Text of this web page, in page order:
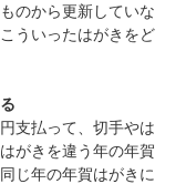
のから更新していな
ういったはがきをど
支払って、切手やは
がきを違う年の年賀
じ年の年賀はがきに